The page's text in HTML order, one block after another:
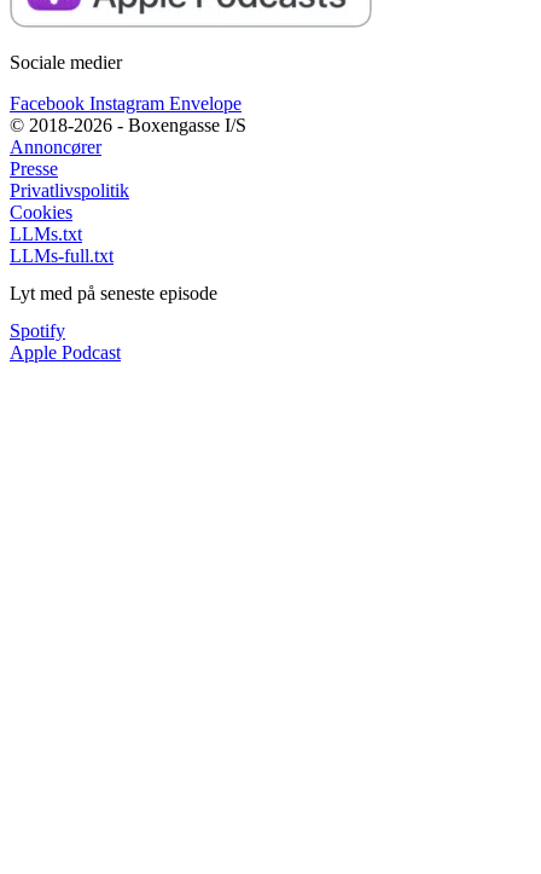
Sociale medier
Facebook Instagram Envelope
© 2018-2026 - Boxengasse I/S
Annoncører
Presse
Privatlivspolitik
Cookies
LLMs.txt
LLMs-full.txt
Lyt med på seneste episode
Spotify
Apple Podcast